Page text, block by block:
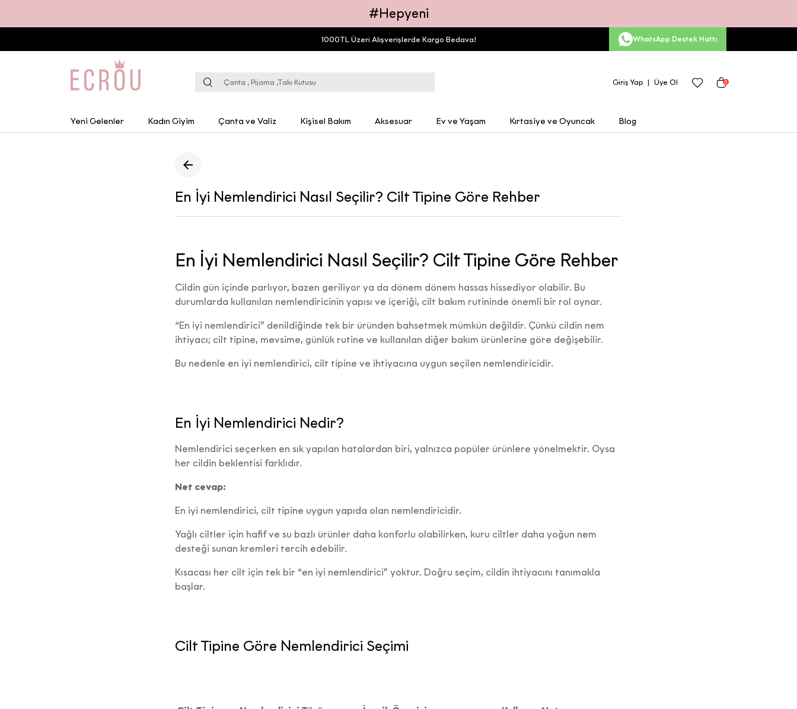
#Hepyeni
1000TL Üzeri Alışverişlerde Kargo Bedava! WhatsApp Destek Hattı
Giriş Yap Üye Ol 0
Yeni Gelenler Kadın Giyim Çanta ve Valiz Kişisel Bakım Aksesuar Ev ve Yaşam Kırtasiye ve Oyuncak Blog
En İyi Nemlendirici Nasıl Seçilir? Cilt Tipine Göre Rehber
En İyi Nemlendirici Nasıl Seçilir? Cilt Tipine Göre Rehber
Cildin gün içinde parlıyor, bazen geriliyor ya da dönem dönem hassas hissediyor olabilir. Bu
durumlarda kullanılan nemlendiricinin yapısı ve içeriği, cilt bakım rutininde önemli bir rol oynar.
“En iyi nemlendirici” denildiğinde tek bir üründen bahsetmek mümkün değildir. Çünkü cildin nem
ihtiyacı; cilt tipine, mevsime, günlük rutine ve kullanılan diğer bakım ürünlerine göre değişebilir.
Bu nedenle en iyi nemlendirici, cilt tipine ve ihtiyacına uygun seçilen nemlendiricidir.
En İyi Nemlendirici Nedir?
Nemlendirici seçerken en sık yapılan hatalardan biri, yalnızca popüler ürünlere yönelmektir. Oysa
her cildin beklentisi farklıdır.
Net cevap:
En iyi nemlendirici, cilt tipine uygun yapıda olan nemlendiricidir.
Yağlı ciltler için hafif ve su bazlı ürünler daha konforlu olabilirken, kuru ciltler daha yoğun nem
desteği sunan kremleri tercih edebilir.
Kısacası her cilt için tek bir “en iyi nemlendirici” yoktur. Doğru seçim, cildin ihtiyacını tanımakla
başlar.
Cilt Tipine Göre Nemlendirici Seçimi